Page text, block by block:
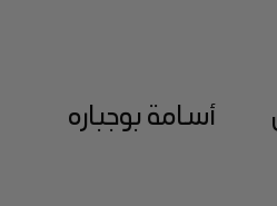
أسامة بوجباره